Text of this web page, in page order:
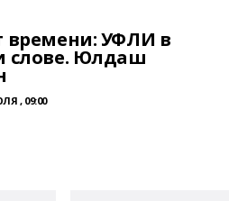
времени: УФЛИ в
слове. Юлдаш
, 09:00